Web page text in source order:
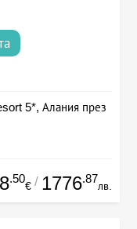
5*, Алания през
.50
€ / 1776.87
лв.